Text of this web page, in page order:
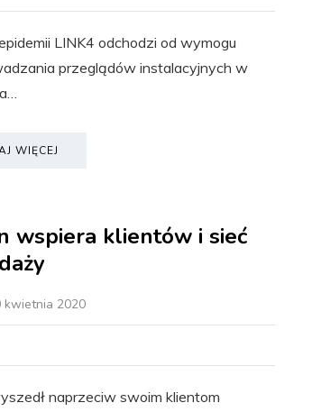
LINK4 odchodzi od wymogu
przeglądów instalacyjnych w
WIĘCEJ
wspiera klientów i sieć
kwietnia 2020
naprzeciw swoim klientom